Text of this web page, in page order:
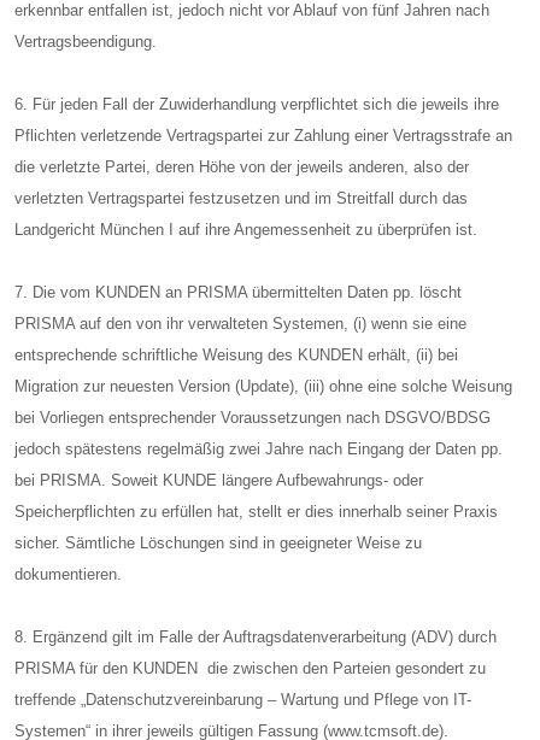
erkennbar entfallen ist, jedoch nicht vor Ablauf von fünf Jahren nach
Vertragsbeendigung.
6. Für jeden Fall der Zuwiderhandlung verpflichtet sich die jeweils ihre
Pflichten verletzende Vertragspartei zur Zahlung einer Vertragsstrafe an
die verletzte Partei, deren Höhe von der jeweils anderen, also der
verletzten Vertragspartei festzusetzen und im Streitfall durch das
Landgericht München I auf ihre Angemessenheit zu überprüfen ist.
7. Die vom KUNDEN an PRISMA übermittelten Daten pp. löscht
PRISMA auf den von ihr verwalteten Systemen, (i) wenn sie eine
entsprechende schriftliche Weisung des KUNDEN erhält, (ii) bei
Migration zur neuesten Version (Update), (iii) ohne eine solche Weisung
bei Vorliegen entsprechender Voraussetzungen nach DSGVO/BDSG
jedoch spätestens regelmäßig zwei Jahre nach Eingang der Daten pp.
bei PRISMA. Soweit KUNDE längere Aufbewahrungs- oder
Speicherpflichten zu erfüllen hat, stellt er dies innerhalb seiner Praxis
sicher. Sämtliche Löschungen sind in geeigneter Weise zu
dokumentieren.
8. Ergänzend gilt im Falle der Auftragsdatenverarbeitung (ADV) durch
PRISMA für den KUNDEN die zwischen den Parteien gesondert zu
treffende „Datenschutzvereinbarung – Wartung und Pflege von IT-
Systemen“ in ihrer jeweils gültigen Fassung (www.tcmsoft.de).